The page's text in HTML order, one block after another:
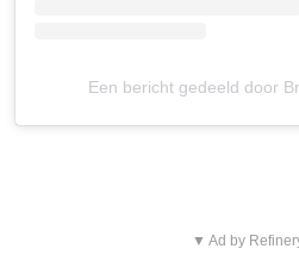
Een bericht gedeeld door
▼ Ad by